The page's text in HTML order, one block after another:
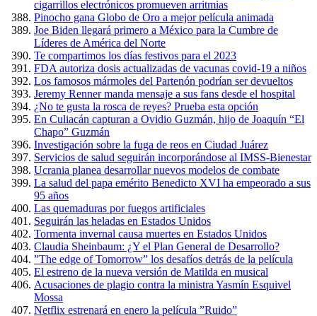
cigarrillos electrónicos promueven arritmias
Pinocho gana Globo de Oro a mejor película animada
Joe Biden llegará primero a México para la Cumbre de
Líderes de América del Norte
Te compartimos los días festivos para el 2023
FDA autoriza dosis actualizadas de vacunas covid-19 a niños
Los famosos mármoles del Partenón podrían ser devueltos
Jeremy Renner manda mensaje a sus fans desde el hospital
¿No te gusta la rosca de reyes? Prueba esta opción
En Culiacán capturan a Ovidio Guzmán, hijo de Joaquín “El
Chapo” Guzmán
Investigación sobre la fuga de reos en Ciudad Juárez
Servicios de salud seguirán incorporándose al IMSS-Bienestar
Ucrania planea desarrollar nuevos modelos de combate
La salud del papa emérito Benedicto XVI ha empeorado a sus
95 años
Las quemaduras por fuegos artificiales
Seguirán las heladas en Estados Unidos
Tormenta invernal causa muertes en Estados Unidos
Claudia Sheinbaum: ¿Y el Plan General de Desarrollo?
”The edge of Tomorrow” los desafíos detrás de la película
El estreno de la nueva versión de Matilda en musical
Acusaciones de plagio contra la ministra Yasmín Esquivel
Mossa
Netflix estrenará en enero la película ”Ruido”